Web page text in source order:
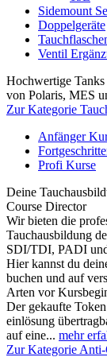
Sidemount
Doppelgeräte
Ventil
Hochwertige
von Polaris, MES
Zur Kategorie
Anfänger
Profi Kurse
Deine
Course Director
Wir bieten die
Tauchausbildung
SDI/TDI, PADI
Hier kannst du
buchen und auf
Arten vor
Der gekaufte
einlösung
auf eine... mehr
Zur Kategorie